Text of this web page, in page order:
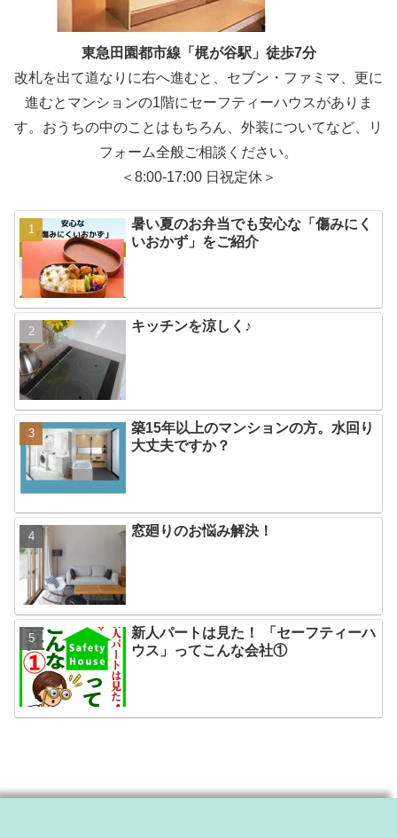
東急田園都市線「梶が谷駅」徒歩7分
改札を出て道なりに右へ進むと、セブン・ファミマ、更に
進むとマンションの1階にセーフティーハウスがありま
す。おうちの中のことはもちろん、外装についてなど、リ
フォーム全般ご相談ください。
＜8:00-17:00 日祝定休＞
暑い夏のお弁当でも安心な「傷みにく
いおかず」をご紹介
キッチンを涼しく♪
築15年以上のマンションの方。水回り
大丈夫ですか？
窓廻りのお悩み解決！
新人パートは見た！ 「セーフティーハ
ウス」ってこんな会社①